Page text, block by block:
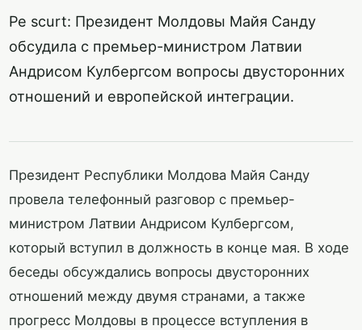
Pe scurt: Президент Молдовы Майя Санду
обсудила с премьер-министром Латвии
Андрисом Кулбергсом вопросы двусторонних
отношений и европейской интеграции.
Президент Республики Молдова Майя Санду
провела телефонный разговор с премьер-
министром Латвии Андрисом Кулбергсом,
который вступил в должность в конце мая. В ходе
беседы обсуждались вопросы двусторонних
отношений между двумя странами, а также
прогресс Молдовы в процессе вступления в